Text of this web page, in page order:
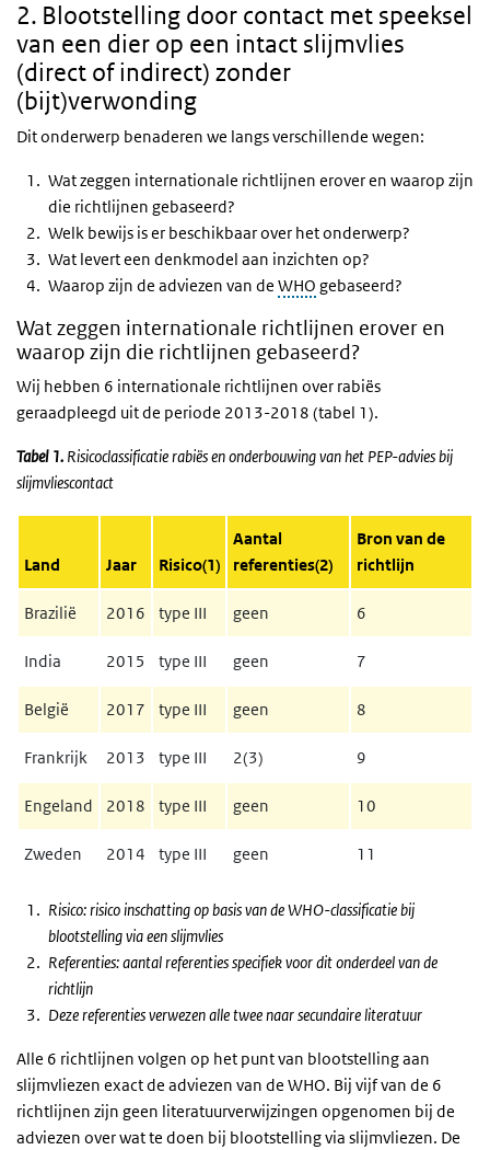
2. Blootstelling door contact met speeksel
van een dier op een intact slijmvlies
(direct of indirect) zonder
(bijt)verwonding
Dit onderwerp benaderen we langs verschillende wegen:
Wat zeggen internationale richtlijnen erover en waarop zijn
die richtlijnen gebaseerd?
Welk bewijs is er beschikbaar over het onderwerp?
Wat levert een denkmodel aan inzichten op?
Waarop zijn de adviezen van de WHO gebaseerd?
Wat zeggen internationale richtlijnen erover en
waarop zijn die richtlijnen gebaseerd?
Wij hebben 6 internationale richtlijnen over rabiës
geraadpleegd uit de periode 2013-2018 (tabel 1).
Tabel 1. Risicoclassificatie rabiës en onderbouwing van het PEP-advies bij
slijmvliescontact
Land Jaar Risico(1)
Aantal
referenties(2)
Bron van de
richtlijn
Brazilië 2016 type III geen 6
India 2015 type III geen 7
België 2017 type III geen 8
Frankrijk 2013 type III 2(3) 9
Engeland 2018 type III geen 10
Zweden 2014 type III geen 11
Risico: risico inschatting op basis van de WHO-classificatie bij
blootstelling via een slijmvlies
Referenties: aantal referenties specifiek voor dit onderdeel van de
richtlijn
Deze referenties verwezen alle twee naar secundaire literatuur
Alle 6 richtlijnen volgen op het punt van blootstelling aan
slijmvliezen exact de adviezen van de WHO. Bij vijf van de 6
richtlijnen zijn geen literatuurverwijzingen opgenomen bij de
adviezen over wat te doen bij blootstelling via slijmvliezen. De